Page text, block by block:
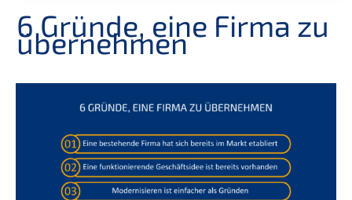
6 Gründe, eine Firma zu
übernehmen